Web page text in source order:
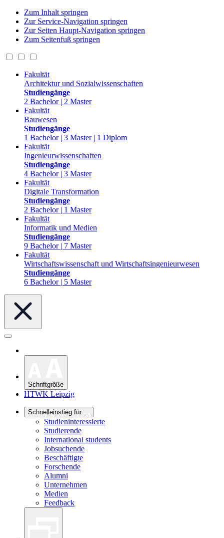
Zum Inhalt springen
Zur Service-Navigation springen
Zur Seiten Haupt-Navigation springen
Zum Seitenfuß springen
Fakultät
Architektur und Sozialwissenschaften
Studiengänge
2 Bachelor | 2 Master
Fakultät
Bauwesen
Studiengänge
1 Bachelor | 3 Master | 1 Diplom
Fakultät
Ingenieurwissenschaften
Studiengänge
4 Bachelor | 3 Master
Fakultät
Digitale Transformation
Studiengänge
2 Bachelor | 1 Master
Fakultät
Informatik und Medien
Studiengänge
9 Bachelor | 7 Master
Fakultät
Wirtschaftswissenschaft und Wirtschaftsingenieurwesen
Studiengänge
6 Bachelor | 5 Master
Schriftgröße
HTWK Leipzig
Schnelleinstieg für ...
Studieninteressierte
Studierende
International students
Jobsuchende
Beschäftigte
Forschende
Alumni
Unternehmen
Medien
Feedback